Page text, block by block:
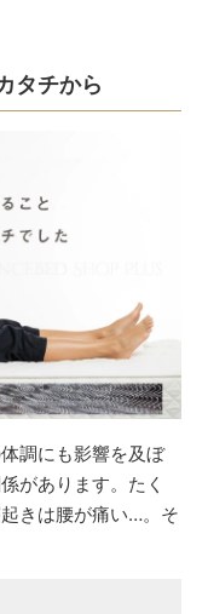
タチから
調にも影響を及ぼ
があります。たく
きは腰が痛い…。そ